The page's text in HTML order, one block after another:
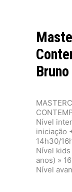
Nível
iniciação
14h30/
Nível
anos) »
Nível